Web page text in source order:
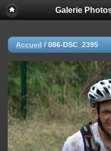
Galerie
Accueil / 086-DSC_2395